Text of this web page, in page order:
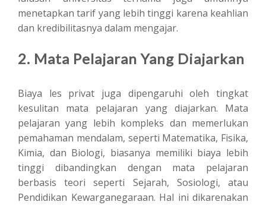
menetapkan tarif yang lebih tinggi karena keahlian
dan kredibilitasnya dalam mengajar.
2. Mata Pelajaran Yang Diajarkan
Biaya les privat juga dipengaruhi oleh tingkat
kesulitan mata pelajaran yang diajarkan. Mata
pelajaran yang lebih kompleks dan memerlukan
pemahaman mendalam, seperti Matematika, Fisika,
Kimia, dan Biologi, biasanya memiliki biaya lebih
tinggi dibandingkan dengan mata pelajaran
berbasis teori seperti Sejarah, Sosiologi, atau
Pendidikan Kewarganegaraan. Hal ini dikarenakan